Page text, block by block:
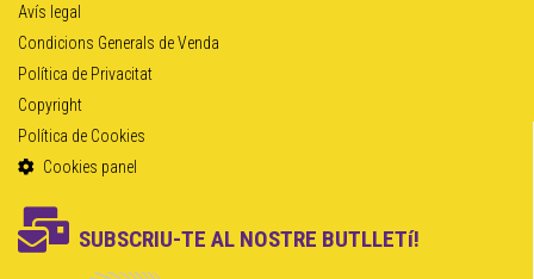
Avís legal
Condicions Generals de Venda
Política de Privacitat
Copyright
Política de Cookies
Cookies panel
SUBSCRIU-TE AL NOSTRE BUTLLETí!